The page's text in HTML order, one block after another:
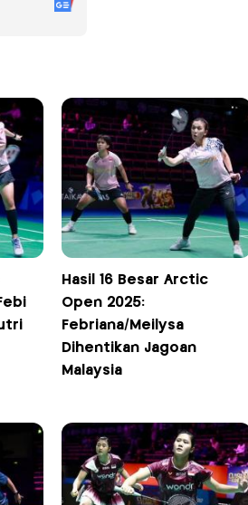
Hasil 16 Besar Arctic
Open 2025:
Febriana/Meilysa
Dihentikan Jagoan
Malaysia